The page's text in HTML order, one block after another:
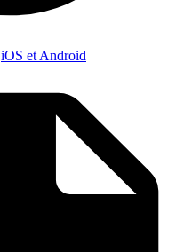
iOS et Android